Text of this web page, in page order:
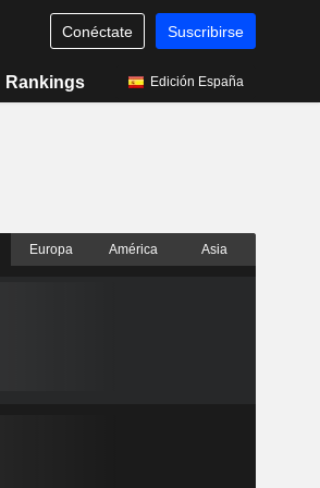
Conéctate Suscribirse
Rankings Edición España
Europa América Asia